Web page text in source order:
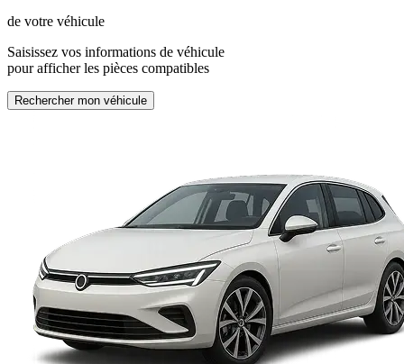
de votre véhicule
Saisissez vos informations de véhicule
pour afficher les pièces compatibles
Rechercher mon véhicule